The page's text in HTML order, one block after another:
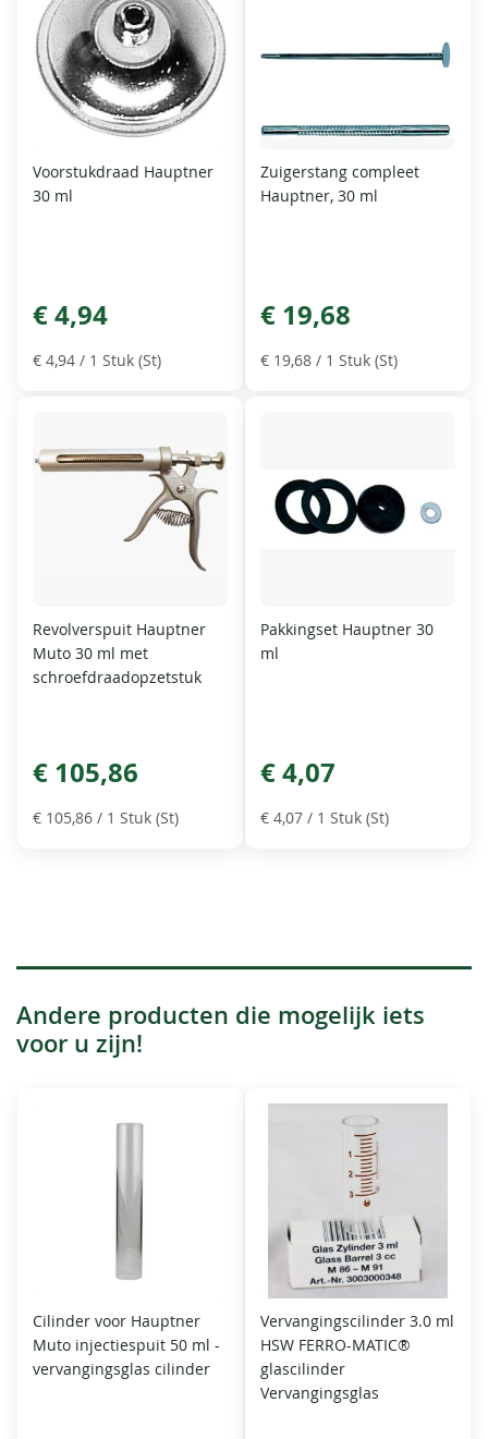
Voorstukdraad Hauptner
30 ml
€ 4,94
€ 4,94 / 1 Stuk (St)
Zuigerstang compleet
Hauptner, 30 ml
€ 19,68
€ 19,68 / 1 Stuk (St)
Revolverspuit Hauptner
Muto 30 ml met
schroefdraadopzetstuk
€ 105,86
€ 105,86 / 1 Stuk (St)
Pakkingset Hauptner 30
ml
€ 4,07
€ 4,07 / 1 Stuk (St)
Andere producten die mogelijk iets
voor u zijn!
Cilinder voor Hauptner
Muto injectiespuit 50 ml -
vervangingsglas cilinder
Vervangingscilinder 3.0 ml
HSW FERRO-MATIC®
glascilinder
Vervangingsglas